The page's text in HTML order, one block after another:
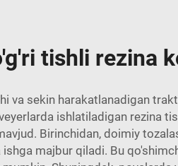
tishli rezina
va sekin harakatlanadigan
ishlatiladigan rezina
Birinchidan, doimiy
majbur qiladi. Bu